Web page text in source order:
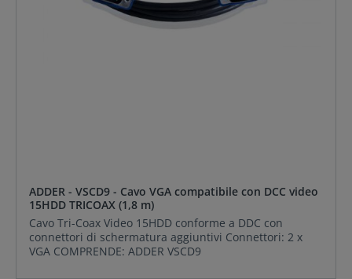
ADDER - VSCD9 - Cavo VGA compatibile con DCC video
15HDD TRICOAX (1,8 m)
Cavo Tri-Coax Video 15HDD conforme a DDC con
connettori di schermatura aggiuntivi Connettori: 2 x
VGA COMPRENDE: ADDER VSCD9